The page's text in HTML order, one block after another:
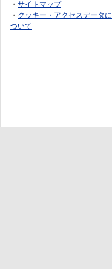
・ サイトマップ
・ クッキー・アクセスデータに
ついて